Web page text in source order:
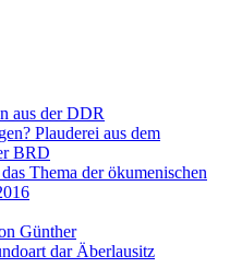
aus der DDR
Plauderei aus dem
BRD
Thema der ökumenischen
Günther
dar Äberlausitz